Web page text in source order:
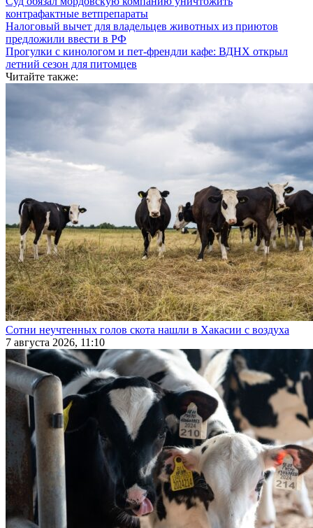
контрафактные ветпрепараты
Налоговый вычет для владельцев животных из приютов
предложили ввести в РФ
Прогулки с кинологом и пет-френдли кафе: ВДНХ открыл
летний сезон для питомцев
Читайте также:
Сотни неучтенных голов скота нашли в Хакасии с воздуха
7 августа 2026, 11:10